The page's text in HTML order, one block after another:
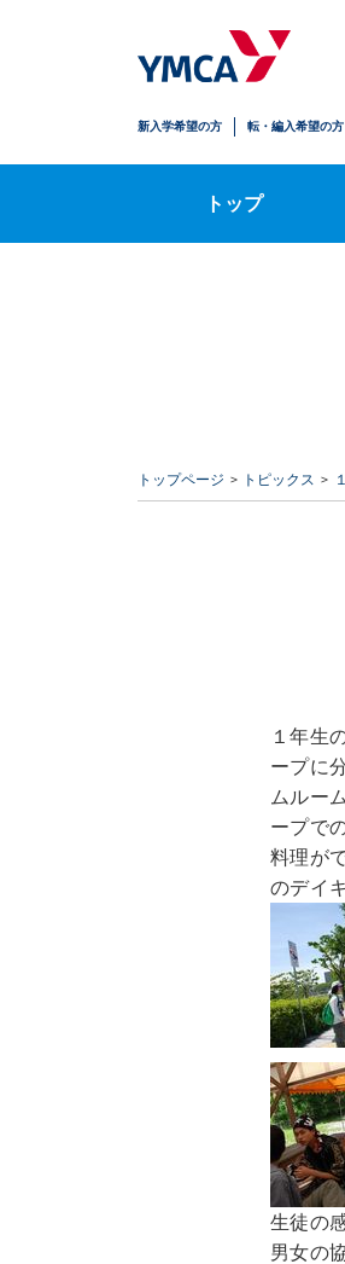
新入学希望の方 転・編入希望の方
トップ
トップページ トピックス
１年生
ープに
ムルー
ープで
料理が
のデイ
生徒の
男女の